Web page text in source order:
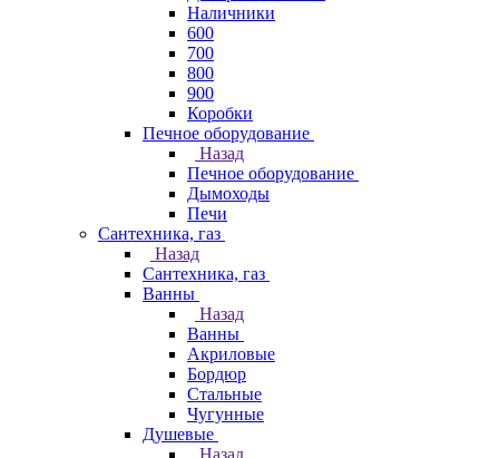
Наличники
600
700
800
900
Коробки
Печное оборудование
Назад
Печное оборудование
Дымоходы
Печи
Сантехника, газ
Назад
Сантехника, газ
Ванны
Назад
Ванны
Акриловые
Бордюр
Стальные
Чугунные
Душевые
Назад